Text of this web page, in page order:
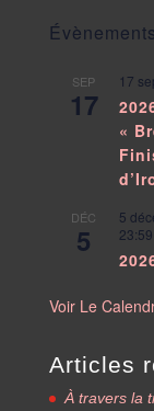
SEP
17
17
«
DÉC
5
5
23:59
Voir Le
Articles
À travers la